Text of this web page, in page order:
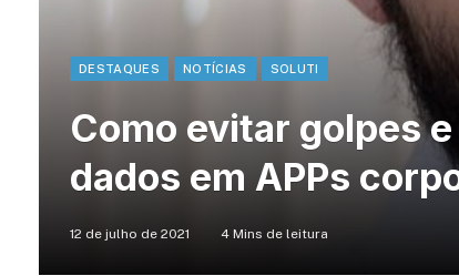
DESTAQUES NOTÍCIAS SOLUTI
Como evitar golpes
dados em APPs
12 de julho de 2021 4 Mins de leitura